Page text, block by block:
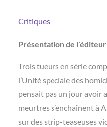
Critiques
Présentation de l’éditeur
Trois tueurs en série
l’Unité spéciale des
pensait pas un jour avoir
meurtres s’enchaînent à
sur des strip-teaseuses